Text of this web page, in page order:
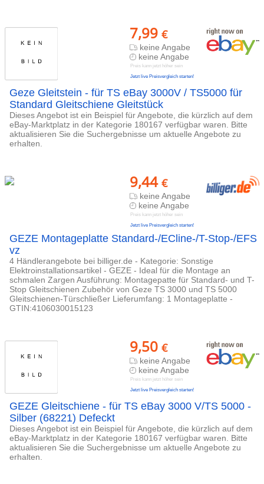
7,99 €
keine Angabe
keine Angabe
Preis kann jetzt höher sein
Jetzt live Preisvergleich starten!
Geze Gleitstein - für TS eBay 3000V / TS5000 für
Standard Gleitschiene Gleitstück
Dieses Angebot ist ein Beispiel für Angebote, die kürzlich auf dem
eBay-Marktplatz in der Kategorie 180167 verfügbar waren. Bitte
aktualisieren Sie die Suchergebnisse um aktuelle Angebote zu
erhalten.
9,44 €
keine Angabe
keine Angabe
Preis kann jetzt höher sein
Jetzt live Preisvergleich starten!
GEZE Montageplatte Standard-/ECline-/T-Stop-/EFS
vz
4 Händlerangebote bei billiger.de - Kategorie: Sonstige
Elektroinstallationsartikel - GEZE - Ideal für die Montage an
schmalen Zargen Ausführung: Montagepatte für Standard- und T-
Stop Gleitschienen Zubehör von Geze TS 3000 und TS 5000
Gleitschienen-Türschließer Lieferumfang: 1 Montageplatte -
GTIN:4106030015123
9,50 €
keine Angabe
keine Angabe
Preis kann jetzt höher sein
Jetzt live Preisvergleich starten!
GEZE Gleitschiene - für TS eBay 3000 V/TS 5000 -
Silber (68221) Defeckt
Dieses Angebot ist ein Beispiel für Angebote, die kürzlich auf dem
eBay-Marktplatz in der Kategorie 180167 verfügbar waren. Bitte
aktualisieren Sie die Suchergebnisse um aktuelle Angebote zu
erhalten.